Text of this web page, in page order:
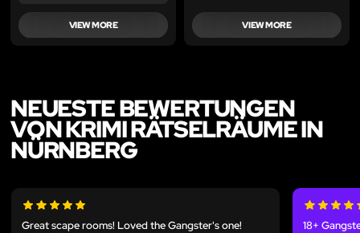
VIEW MORE VIEW MORE
NEUESTE BEWERTUNGEN
VON KRIMI RÄTSELRÄUME IN
NÜRNBERG
Great scape rooms! Loved the Gangster's one!
18+